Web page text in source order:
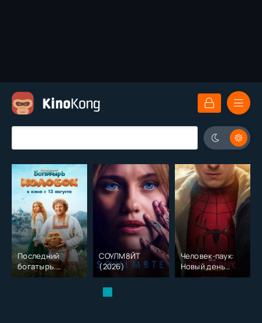
Последний
богатырь.
Колобок (2026)
СОУЛМ8ЙТ
(2026)
Человек-паук:
Новый день
(2026)